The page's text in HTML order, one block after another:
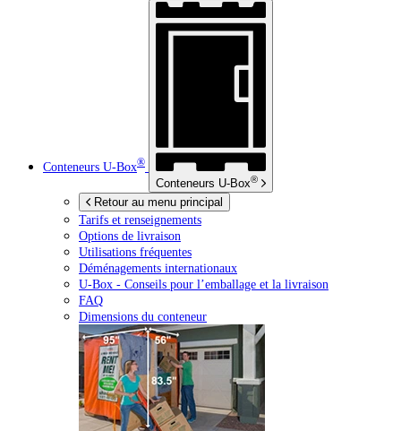
Conteneurs U-Box®
Conteneurs U-Box®
Retour au menu principal
Tarifs et renseignements
Options de livraison
Utilisations fréquentes
Déménagements internationaux
U-Box - Conseils pour l’emballage et la livraison
FAQ
Dimensions du conteneur